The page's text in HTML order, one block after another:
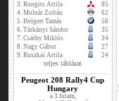
3. Rongits Attila
85
4. Molnár Zoltán
62
5. Helgert Tamás
58
6. Tárkányi Sándor
35
7. Csáthy Miklós
34
8. Nagy Gábor
27
9. Ruszkai Attila 24
teljes táblázat
Peugeot 208 Rally4 Cup
Hungary
a 3.futam,